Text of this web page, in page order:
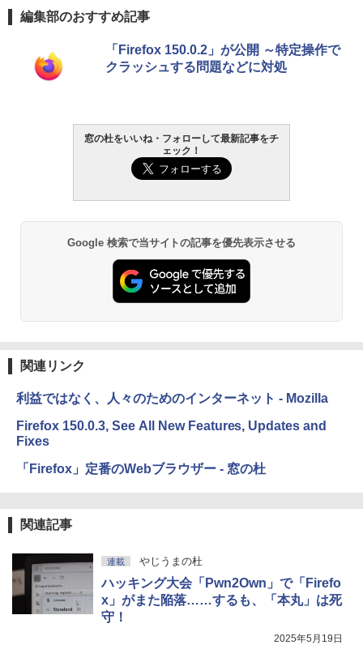
編集部のおすすめ記事
「Firefox 150.0.2」が公開 ～特定操作で
クラッシュする問題などに対処
窓の杜をいいね・フォローして最新記事をチ
ェック！
Google 検索で当サイトの記事を優先表示させる
関連リンク
利益ではなく、人々のためのインターネット - Mozilla
Firefox 150.0.3, See All New Features, Updates and
Fixes
「Firefox」定番のWebブラウザー - 窓の杜
関連記事
連載 やじうまの杜
ハッキング大会「Pwn2Own」で「Firefo
x」がまた陥落……するも、「本丸」は死
守！
2025年5月19日